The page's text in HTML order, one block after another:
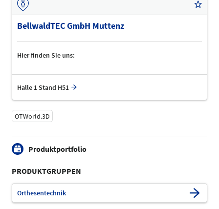
BellwaldTEC GmbH Muttenz
Hier finden Sie uns:
Halle 1 Stand H51
OTWorld.3D
Produktportfolio
PRODUKTGRUPPEN
Orthesentechnik